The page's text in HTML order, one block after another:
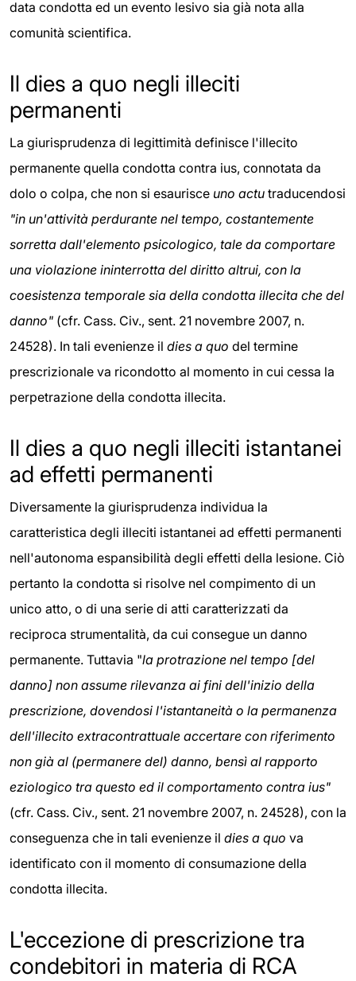
data condotta ed un evento lesivo sia già nota alla
comunità scientifica.
Il dies a quo negli illeciti
permanenti
La giurisprudenza di legittimità definisce l'illecito
permanente quella condotta contra ius, connotata da
dolo o colpa, che non si esaurisce uno actu traducendosi
"in un'attività perdurante nel tempo, costantemente
sorretta dall'elemento psicologico, tale da comportare
una violazione ininterrotta del diritto altrui, con la
coesistenza temporale sia della condotta illecita che del
danno" (cfr. Cass. Civ., sent. 21 novembre 2007, n.
24528). In tali evenienze il dies a quo del termine
prescrizionale va ricondotto al momento in cui cessa la
perpetrazione della condotta illecita.
Il dies a quo negli illeciti istantanei
ad effetti permanenti
Diversamente la giurisprudenza individua la
caratteristica degli illeciti istantanei ad effetti permanenti
nell'autonoma espansibilità degli effetti della lesione. Ciò
pertanto la condotta si risolve nel compimento di un
unico atto, o di una serie di atti caratterizzati da
reciproca strumentalità, da cui consegue un danno
permanente. Tuttavia "la protrazione nel tempo [del
danno] non assume rilevanza ai fini dell'inizio della
prescrizione, dovendosi l'istantaneità o la permanenza
dell'illecito extracontrattuale accertare con riferimento
non già al (permanere del) danno, bensì al rapporto
eziologico tra questo ed il comportamento contra ius"
(cfr. Cass. Civ., sent. 21 novembre 2007, n. 24528), con la
conseguenza che in tali evenienze il dies a quo va
identificato con il momento di consumazione della
condotta illecita.
L'eccezione di prescrizione tra
condebitori in materia di RCA